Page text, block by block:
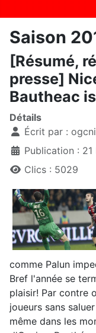
Saison
[Résumé,
presse]
Bautheac
Détails
Écrit par :
Publication :
Clics : 5029
comme Palun
Bref l'année se
plaisir! Par contre
joueurs sans
même dans les